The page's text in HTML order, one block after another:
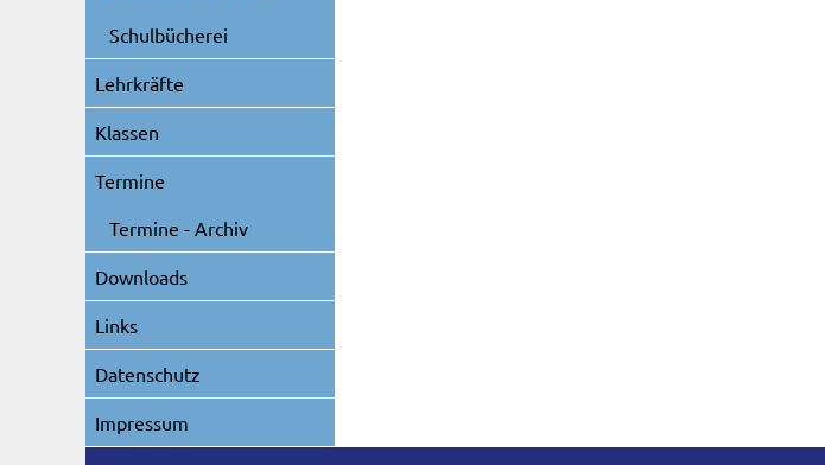
Schulbücherei
Lehrkräfte
Klassen
Termine
Termine - Archiv
Downloads
Links
Datenschutz
Impressum